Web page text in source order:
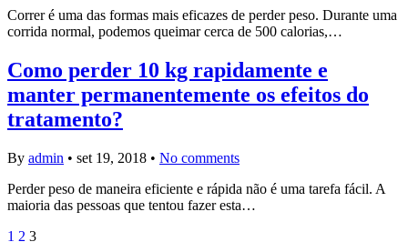
Correr é uma das formas mais eficazes de perder peso. Durante uma
corrida normal, podemos queimar cerca de 500 calorias,…
Como perder 10 kg rapidamente e
manter permanentemente os efeitos do
tratamento?
By admin • set 19, 2018 • No comments
Perder peso de maneira eficiente e rápida não é uma tarefa fácil. A
maioria das pessoas que tentou fazer esta…
1 2 3